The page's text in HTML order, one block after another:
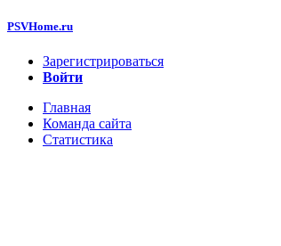
PSVHome.ru
Зарегистрироваться
Войти
Главная
Команда сайта
Статистика